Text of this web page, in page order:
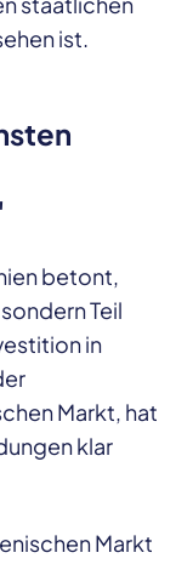
ist.
betont,
Teil
in
Markt, hat
klar
Markt